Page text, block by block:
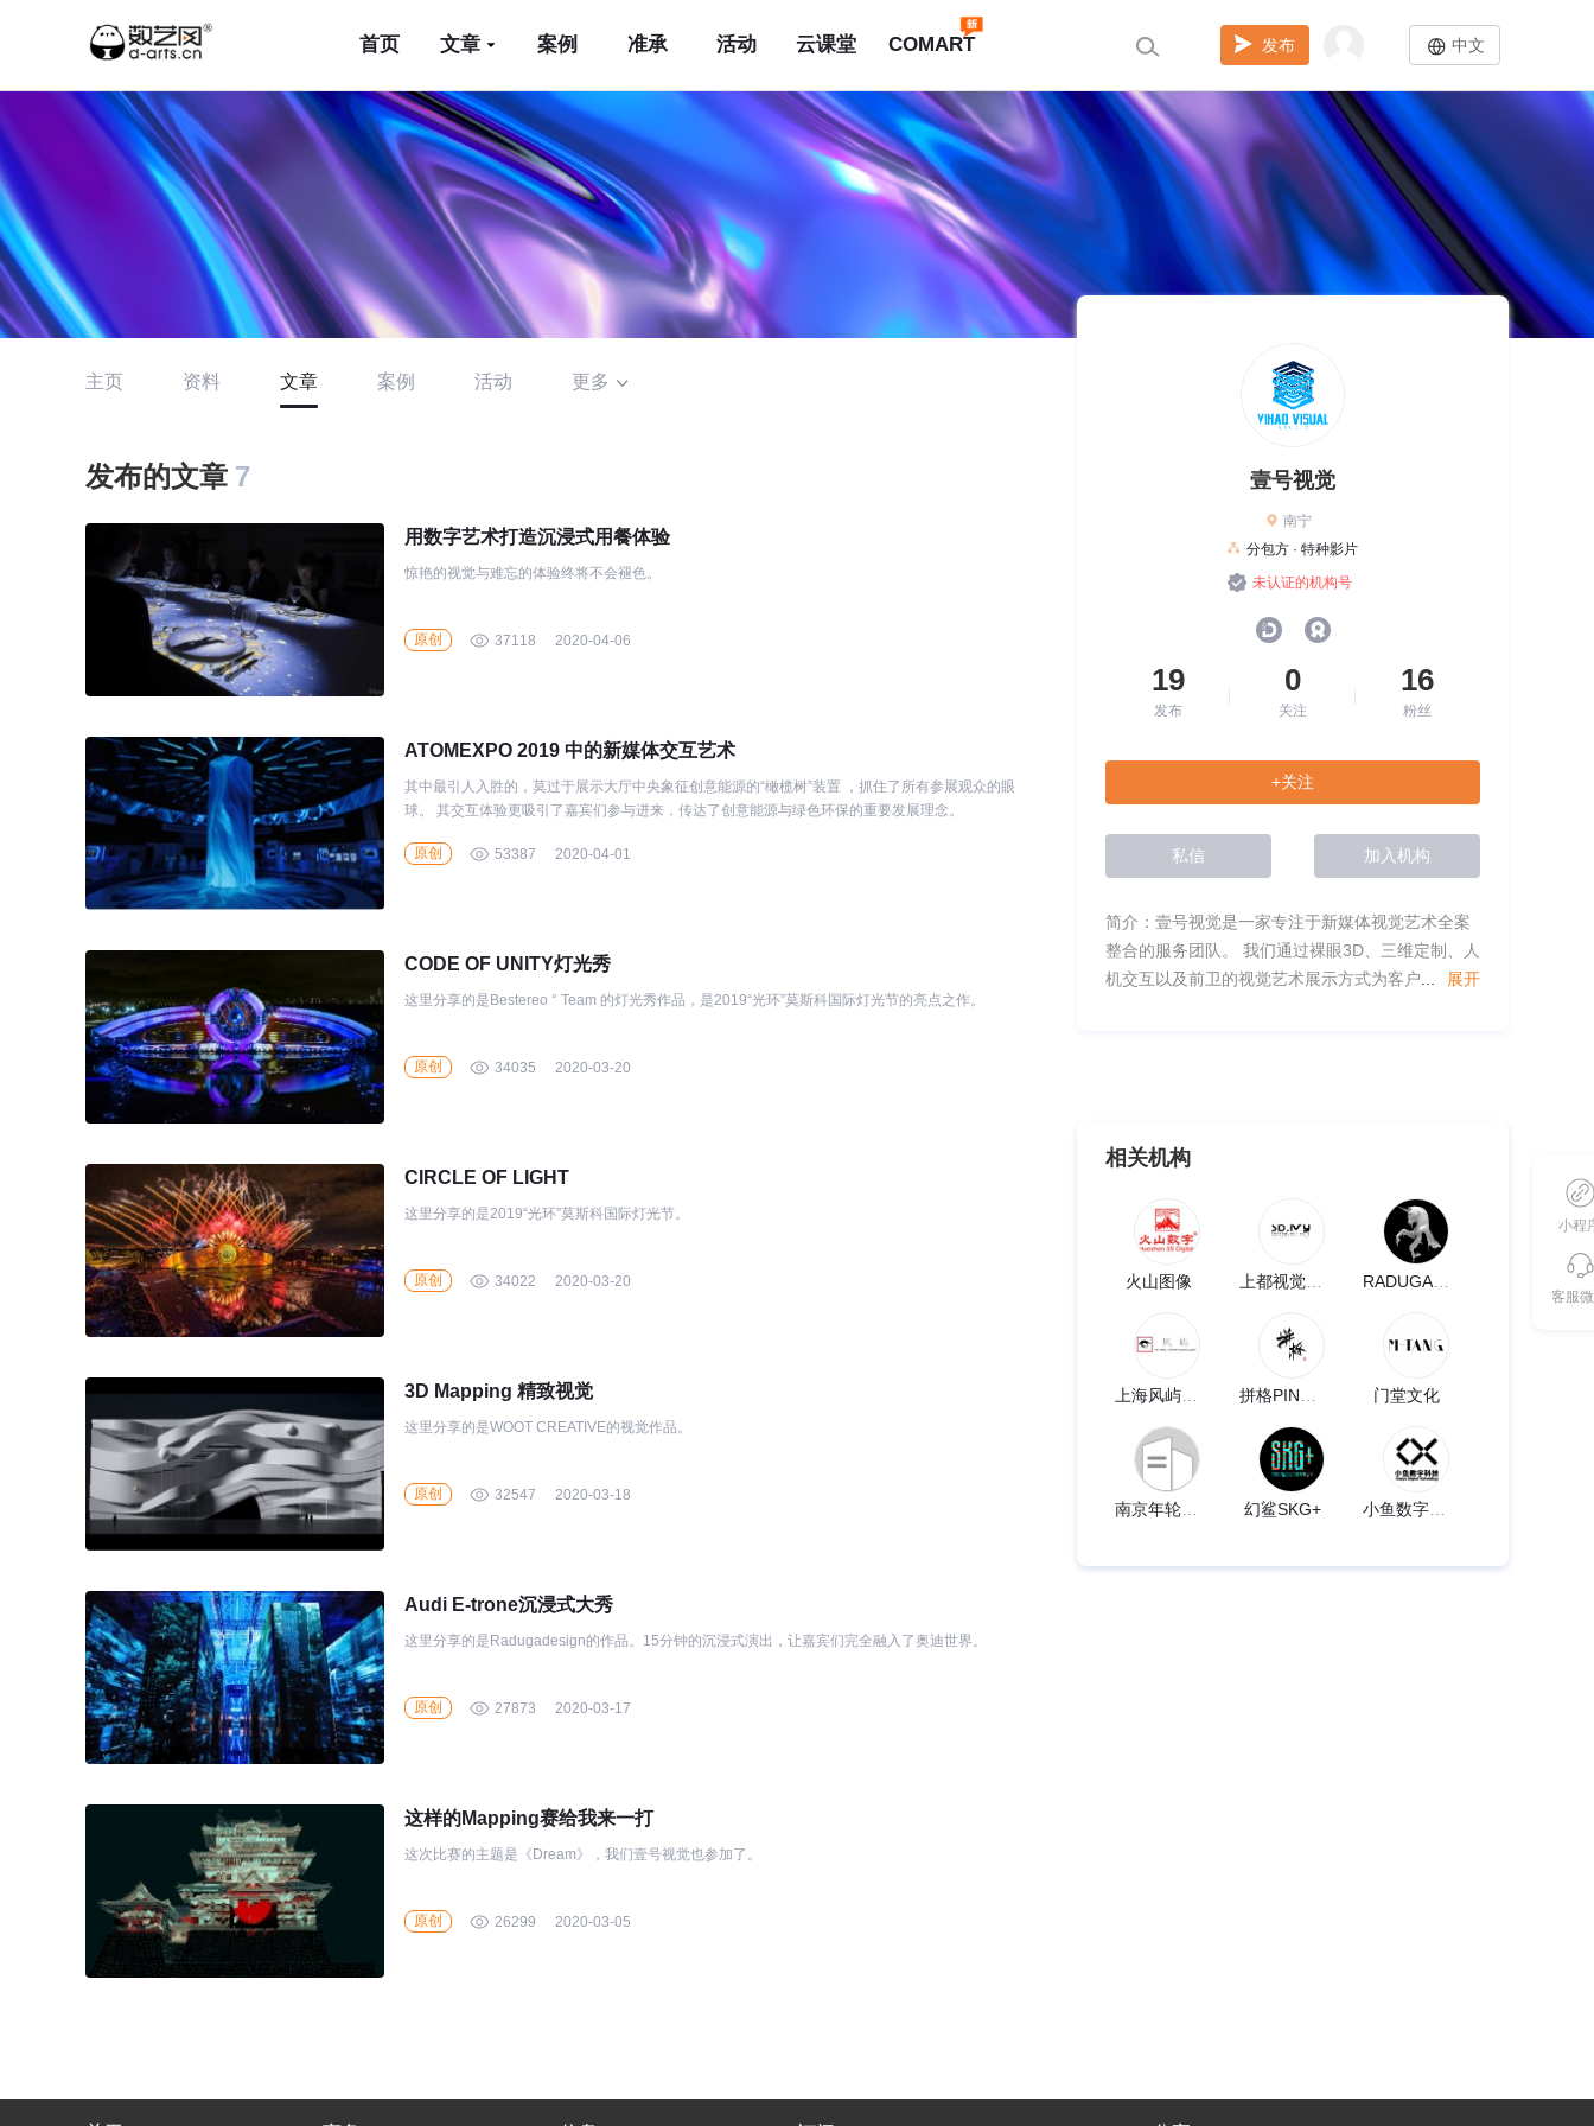
首页 文章 案例 准承 活动 云课堂 COMART 发布 中文
主页 资料 文章 案例 活动 更多
发布的文章 7
用数字艺术打造沉浸式用餐体验
惊艳的视觉与难忘的体验终将 不会褪色。
原创 37118 2020-04-06
ATOMEXPO 2019 中的新媒体交互艺术
其中最引人入胜的，莫过于展示大厅中央象征创意能源的“橄榄树”装置 ，抓住了所有参展观众的眼
球。 其交互体验更吸引了嘉宾们参与进来，传达了创意能源与绿色环保的重要发展理念。
原创 53387 2020-04-01
CODE OF UNITY灯光秀
这里分享的是Bestereo ° Team 的灯光秀作品，是2019“光环”莫斯科国际灯光节的亮点之作。
原创 34035 2020-03-20
CIRCLE OF LIGHT
这里分享的是2019“光环”莫斯科国际灯光节。
原创 34022 2020-03-20
3D Mapping 精致视觉
这里分享的是WOOT CREATIVE的视觉作品。
原创 32547 2020-03-18
Audi E-trone沉浸式大秀
这里分享的是Radugadesign的作品。15分钟的沉浸式演出，让嘉宾们完全融入了奥迪世界。
原创 27873 2020-03-17
这样的Mapping赛给我来一打
这次比赛的主题是《Dream》，我们壹号视觉也参加了。
原创 26299 2020-03-05
壹号视觉
南宁
分包方 · 特种影片
未认证的机构号
19
发布
0
关注
16
粉丝
+关注
私信 加入机构
简介：壹号视觉是一家专注于新媒体视觉艺术全案
整合的服务团队。 我们通过裸眼3D、三维定制、人
机交互以及前卫的视觉艺术展示方式为客户
展开
相关机构
火山图像 上都视觉艺术设计公司
门堂文化
幻鲨SKG+
小程
客服